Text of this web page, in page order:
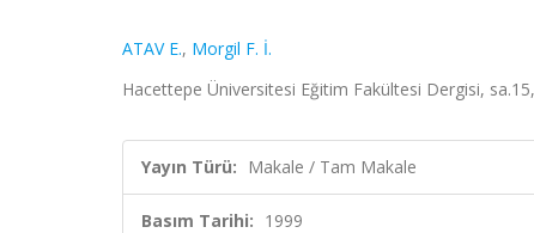
ATAV E., Morgil F. İ.
Hacettepe Üniversitesi Eğitim Fakültesi Dergisi,
Yayın Türü: Makale / Tam Makale
Basım Tarihi: 1999